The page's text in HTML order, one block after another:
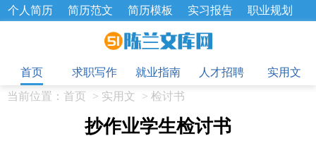
个人简历 简历范文 简历模板 实习报告
职业规划
招聘选拔 绩效考核 企业文化
工作总结
辞职报告
首页
求职写作 就业指南 人才招聘
实用文
当前位置： 首页 > 实用文 > 检讨书
抄作业学生检讨书